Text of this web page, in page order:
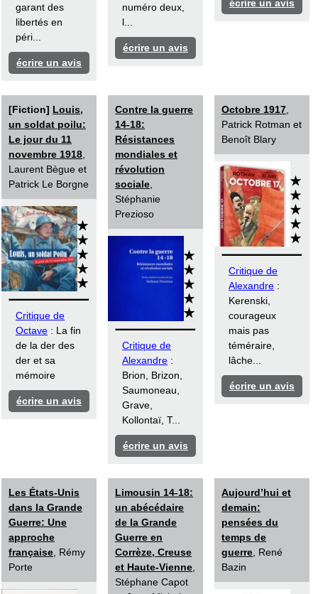
garant des
libertés en
péri...
écrire un avis
numéro deux,
l...
écrire un avis
écrire un avis
[Fiction] Louis,
un soldat poilu:
Le jour du 11
novembre 1918
Laurent Bègue et
Patrick Le Borgne
Critique de
Octave : La fin
de la der des
der et sa
mémoire
écrire un avis
Contre la guerre
14-18:
Résistances
mondiales et
révolution
sociale
Stéphanie
Prezioso
Critique de
Alexandre :
Brion, Brizon,
Saumoneau,
Grave,
Kollontaï, T...
écrire un avis
Octobre 1917
Patrick Rotman et
Benoît Blary
Critique de
Alexandre :
Kerenski,
courageux
mais pas
téméraire,
lâche...
écrire un avis
Les États-Unis
dans la Grande
Guerre: Une
approche
française , Rémy
Porte
Limousin 14-18:
un abécédaire
de la Grande
Guerre en
Corrèze, Creuse
et Haute-Vienne
Stéphane Capot
Aujourd’hui et
demain:
pensées du
temps de
guerre , René
Bazin